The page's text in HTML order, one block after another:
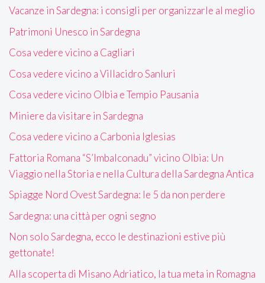
Vacanze in Sardegna: i consigli per organizzarle al meglio
Patrimoni Unesco in Sardegna
Cosa vedere vicino a Cagliari
Cosa vedere vicino a Villacidro Sanluri
Cosa vedere vicino Olbia e Tempio Pausania
Miniere da visitare in Sardegna
Cosa vedere vicino a Carbonia Iglesias
Fattoria Romana “S’Imbalconadu” vicino Olbia: Un
Viaggio nella Storia e nella Cultura della Sardegna Antica
Spiagge Nord Ovest Sardegna: le 5 da non perdere
Sardegna: una città per ogni segno
Non solo Sardegna, ecco le destinazioni estive più
gettonate!
Alla scoperta di Misano Adriatico, la tua meta in Romagna